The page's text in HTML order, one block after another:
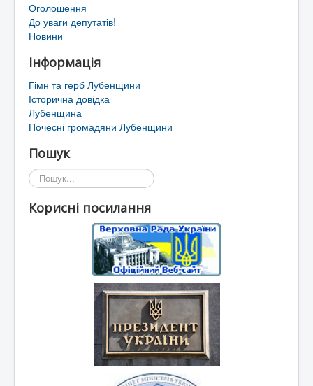
Оголошення
До уваги депутатів!
Новини
Інформація
Гімн та герб Лубенщини
Історична довідка
Лубенщина
Почесні громадяни Лубенщини
Пошук
Пошук...
Корисні посилання